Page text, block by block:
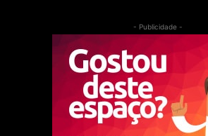
- Publicidade -